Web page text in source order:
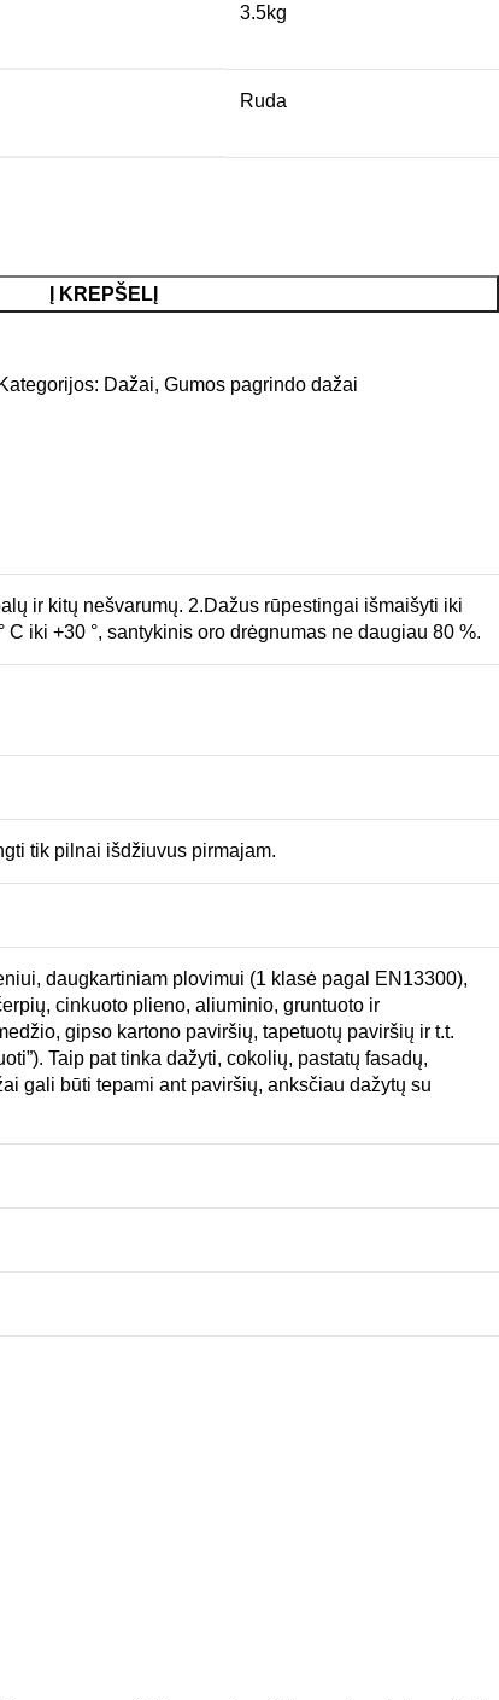
3.5kg
Ruda
Į KREPŠELĮ
Kategorijos: Dažai, Gumos pagrindo dažai
ir kitų nešvarumų. 2.Dažus rūpestingai išmaišyti iki
iki +30 °, santykinis oro drėgnumas ne daugiau 80 %.
tik pilnai išdžiuvus pirmajam.
daugkartiniam plovimui (1 klasė pagal EN13300),
cinkuoto plieno, aliuminio, gruntuoto ir
gipso kartono paviršių, tapetuotų paviršių ir t.t.
Taip pat tinka dažyti, cokolių, pastatų fasadų,
gali būti tepami ant paviršių, anksčiau dažytų su